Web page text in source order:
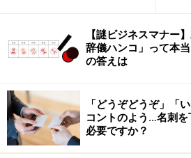
手のことを嫌いに思う心理が働
しなかっただけで相手から嫌われ
上司への挨拶は「おはようござい
た」「お先に失礼致します」など
さい。同僚と部下には「おはよう
【謎ビジネスマナー
辞儀ハンコ」って本
の答えは
「どうぞどうぞ」「
コントのよう…名刺
必要ですか？